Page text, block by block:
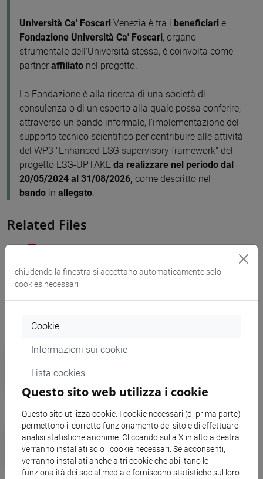
Università Ca' Foscari Venezia è tra i beneficiari e
Fondazione Università Ca' Foscari, organo
strumentale dell'Università stessa, è coinvolta come
partner affiliato nel progetto.
La Fondazione è alla ricerca di una società di
consulenza o di un esperto alla quale possa conferire,
attraverso un bando informale, l'implementazione del
supporto tecnico scientifico per contribuire alle attività
del WP3 "Enhanced ESG supervisory framework" del
progetto ESG-UPTAKE da realizzare nel periodo dal
20/05/2024 al 31/08/2026, come descritto nel
bando in allegato.
Related Files
Le ultime news
Fondazione Università Ca’ Foscari
in SOWISE+, progetto europeo per
la valorizzazione dei rifiuti organici
Borse di studio Silvia Guizzo - Oltre
il ricordo, per tenere vivo il suo
esempio
chiudendo la finestra si accettano automaticamente solo i
cookies necessari
Cookie
Informazioni sui cookie
Lista cookies
Questo sito web utilizza i cookie
Questo sito utilizza cookie. I cookie necessari (di prima parte)
permettono il corretto funzionamento del sito e di effettuare
analisi statistiche anonime. Cliccando sulla X in alto a destra
verranno installati solo i cookie necessari. Se acconsenti,
verranno installati anche altri cookie che abilitano le
funzionalità dei social media e forniscono statistiche sul loro